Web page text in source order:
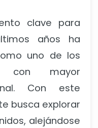
clave para
años ha
uno de los
con mayor
Con este
busca explorar
alejándose